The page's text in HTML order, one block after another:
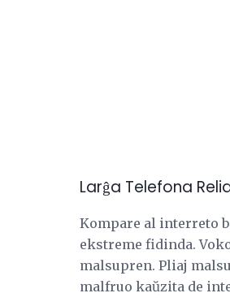
Larĝa Telefona
Kompare al interreto
ekstreme fidinda.
malsupren. Pliaj
malfruo kaŭzita de